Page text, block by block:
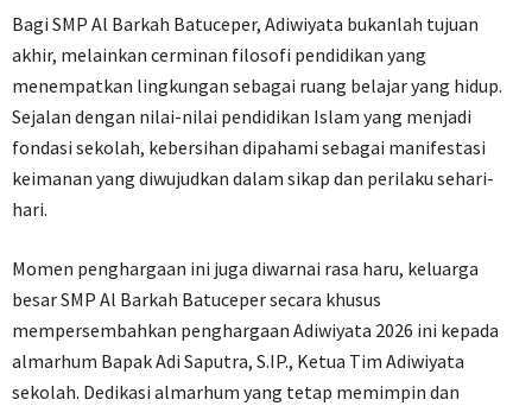
Bagi SMP Al Barkah Batuceper, Adiwiyata bukanlah tujuan
akhir, melainkan cerminan filosofi pendidikan yang
menempatkan lingkungan sebagai ruang belajar yang hidup.
Sejalan dengan nilai-nilai pendidikan Islam yang menjadi
fondasi sekolah, kebersihan dipahami sebagai manifestasi
keimanan yang diwujudkan dalam sikap dan perilaku sehari-
hari.
Momen penghargaan ini juga diwarnai rasa haru, keluarga
besar SMP Al Barkah Batuceper secara khusus
mempersembahkan penghargaan Adiwiyata 2026 ini kepada
almarhum Bapak Adi Saputra, S.IP., Ketua Tim Adiwiyata
sekolah. Dedikasi almarhum yang tetap memimpin dan